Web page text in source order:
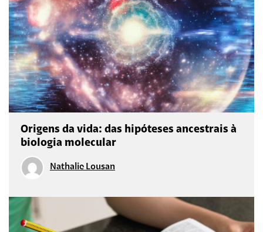
Origens da vida: das hipóteses ancestrais à
biologia molecular
Nathalie Lousan